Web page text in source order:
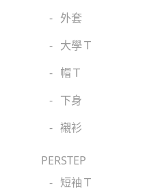
- 外套
- 大學Ｔ
- 帽Ｔ
- 下身
- 襯衫
PERSTEP
- 短袖Ｔ